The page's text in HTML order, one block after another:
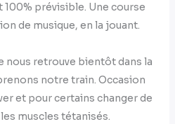
100% prévisible. Une course
de musique, en la jouant.
nous retrouve bientôt dans la
notre train. Occasion
et pour certains changer de
muscles tétanisés.